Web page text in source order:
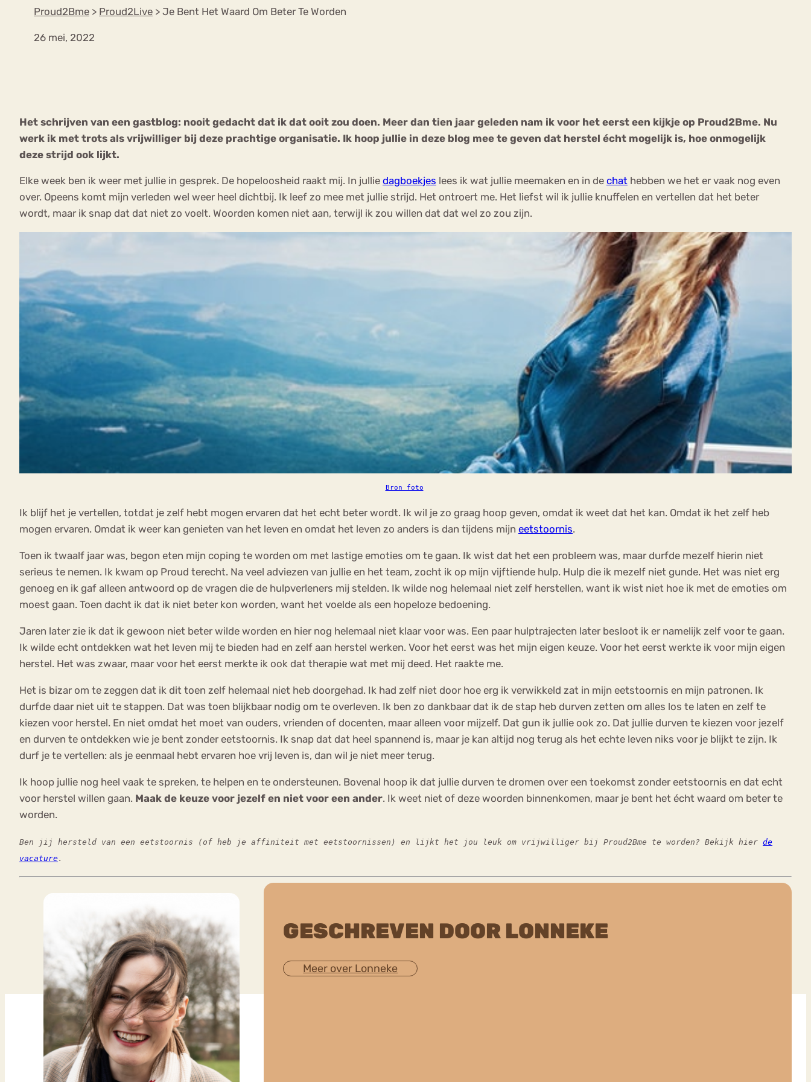
Proud2Bme > Proud2Live > Je Bent Het Waard Om Beter Te Worden
26 mei, 2022
Het schrijven van een gastblog: nooit gedacht dat ik dat ooit zou doen. Meer dan tien jaar geleden nam ik voor het eerst een kijkje op Proud2Bme. Nu
werk ik met trots als vrijwilliger bij deze prachtige organisatie. Ik hoop jullie in deze blog mee te geven dat herstel écht mogelijk is, hoe onmogelijk
deze strijd ook lijkt.
Elke week ben ik weer met jullie in gesprek. De hopeloosheid raakt mij. In jullie dagboekjes lees ik wat jullie meemaken en in de chat hebben we het er vaak nog even
over. Opeens komt mijn verleden wel weer heel dichtbij. Ik leef zo mee met jullie strijd. Het ontroert me. Het liefst wil ik jullie knuffelen en vertellen dat het beter
wordt, maar ik snap dat dat niet zo voelt. Woorden komen niet aan, terwijl ik zou willen dat dat wel zo zou zijn.
Bron foto
Ik blijf het je vertellen, totdat je zelf hebt mogen ervaren dat het echt beter wordt. Ik wil je zo graag hoop geven, omdat ik weet dat het kan. Omdat ik het zelf heb
mogen ervaren. Omdat ik weer kan genieten van het leven en omdat het leven zo anders is dan tijdens mijn eetstoornis.
Toen ik twaalf jaar was, begon eten mijn coping te worden om met lastige emoties om te gaan. Ik wist dat het een probleem was, maar durfde mezelf hierin niet
serieus te nemen. Ik kwam op Proud terecht. Na veel adviezen van jullie en het team, zocht ik op mijn vijftiende hulp. Hulp die ik mezelf niet gunde. Het was niet erg
genoeg en ik gaf alleen antwoord op de vragen die de hulpverleners mij stelden. Ik wilde nog helemaal niet zelf herstellen, want ik wist niet hoe ik met de emoties om
moest gaan. Toen dacht ik dat ik niet beter kon worden, want het voelde als een hopeloze bedoening.
Jaren later zie ik dat ik gewoon niet beter wilde worden en hier nog helemaal niet klaar voor was. Een paar hulptrajecten later besloot ik er namelijk zelf voor te gaan.
Ik wilde echt ontdekken wat het leven mij te bieden had en zelf aan herstel werken. Voor het eerst was het mijn eigen keuze. Voor het eerst werkte ik voor mijn eigen
herstel. Het was zwaar, maar voor het eerst merkte ik ook dat therapie wat met mij deed. Het raakte me.
Het is bizar om te zeggen dat ik dit toen zelf helemaal niet heb doorgehad. Ik had zelf niet door hoe erg ik verwikkeld zat in mijn eetstoornis en mijn patronen. Ik
durfde daar niet uit te stappen. Dat was toen blijkbaar nodig om te overleven. Ik ben zo dankbaar dat ik de stap heb durven zetten om alles los te laten en zelf te
kiezen voor herstel. En niet omdat het moet van ouders, vrienden of docenten, maar alleen voor mijzelf. Dat gun ik jullie ook zo. Dat jullie durven te kiezen voor jezelf
en durven te ontdekken wie je bent zonder eetstoornis. Ik snap dat dat heel spannend is, maar je kan altijd nog terug als het echte leven niks voor je blijkt te zijn. Ik
durf je te vertellen: als je eenmaal hebt ervaren hoe vrij leven is, dan wil je niet meer terug.
Ik hoop jullie nog heel vaak te spreken, te helpen en te ondersteunen. Bovenal hoop ik dat jullie durven te dromen over een toekomst zonder eetstoornis en dat echt
voor herstel willen gaan. Maak de keuze voor jezelf en niet voor een ander. Ik weet niet of deze woorden binnenkomen, maar je bent het écht waard om beter te
worden.
Ben jij hersteld van een eetstoornis (of heb je affiniteit met eetstoornissen) en lijkt het jou leuk om vrijwilliger bij Proud2Bme te worden? Bekijk hier de
vacature.
GESCHREVEN DOOR LONNEKE
Meer over Lonneke
Orthorexia
Afvallen Angst